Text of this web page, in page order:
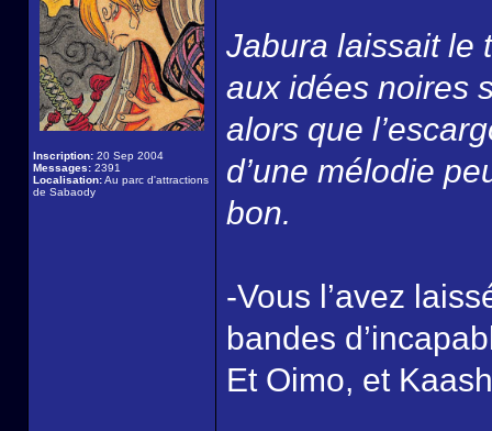
Inscription: 20 Sep 2004
Messages: 2391
Localisation:Au parc d'attractions
de Sabaody
Jabura laissait le
aux idées noires
alors que
d’une mélodie
bon.
-Vous l’avez
bandes
Et Oimo, et